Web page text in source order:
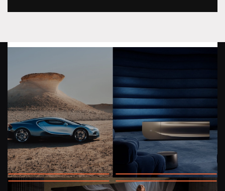
HAUTE FIDÉLITÉ HOME CINÉMA